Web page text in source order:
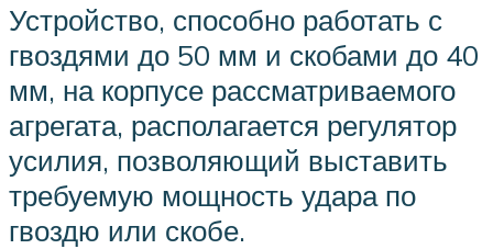
Устройство, способно работать с
гвоздями до 50 мм и скобами до 40
мм, на корпусе рассматриваемого
агрегата, располагается регулятор
усилия, позволяющий выставить
требуемую мощность удара по
гвоздю или скобе.